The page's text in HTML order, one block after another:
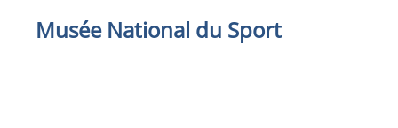
Musée National du Sport